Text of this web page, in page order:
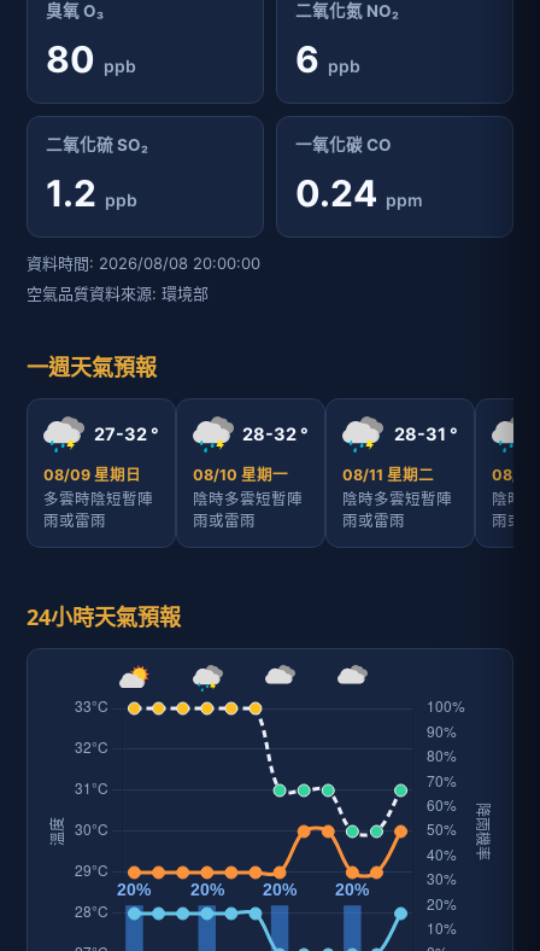
臭氧 O₃
80 ppb
二氧化氮 NO₂
6 ppb
二氧化硫 SO₂
1.2 ppb
一氧化碳 CO
0.24 ppm
資料時間: 2026/08/08 20:00:00
空氣品質資料來源: 環境部
一週天氣預報
27-32 °
08/09 星期日
多雲時陰短暫陣
雨或雷雨
28-32 °
08/10 星期一
陰時多雲短暫陣
雨或雷雨
28-31 °
08/11 星期二
陰時多雲短暫陣
雨或雷雨
08/12
陰時
雨或
24小時天氣預報